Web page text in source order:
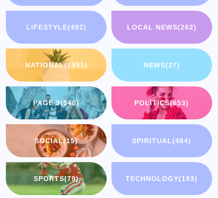
LIFESTYLE(492) LOCAL NEWS(262)
NATIONAL(1951) NEWS(27)
PAGE 3(540) POLITICS(653)
SOCIAL(15) SPIRITUAL(484)
SPORTS(79) TECHNOLOGY(193)